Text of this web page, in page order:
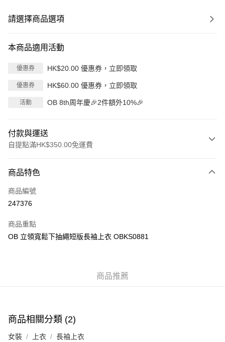
請選擇商品選項
本商品適用活動
優惠券 HK$20.00 優惠券，立即領取
優惠券 HK$60.00 優惠券，立即領取
活動 OB 8th周年慶🎉2件額外10%🎉
付款與運送
自提點滿HK$350.00免運費
信用卡
Apple Pay
PayMe
付款後順豐站及營業點
每筆HK$40.00，滿HK$350.00或以上免運費
商品特色
商品編號
247376
商品重點
OB 立領寬鬆下抽繩短版長袖上衣 OBKS0881
商品推薦
商品相關分類 (2)
女裝 上衣 長袖上衣